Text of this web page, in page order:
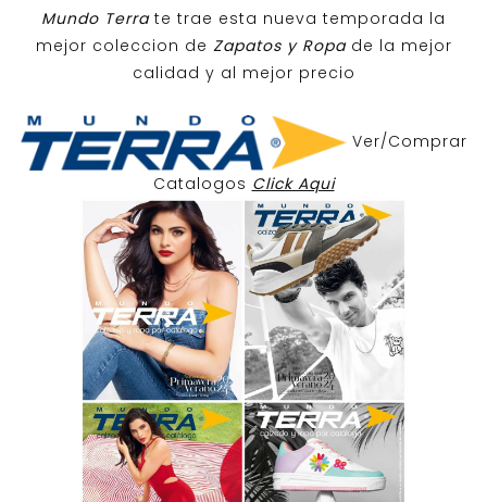
Mundo Terra te trae esta nueva temporada la
mejor coleccion de Zapatos y Ropa de la mejor
calidad y al mejor precio
Ver/Comprar
Catalogos Click Aqui